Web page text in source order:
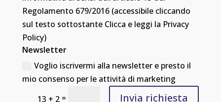
Regolamento 679/2016 (accessibile cliccando
sul testo sottostante Clicca e leggi la Privacy
Policy)
Newsletter
Voglio iscrivermi alla newsletter e presto il
mio consenso per le attività di marketing
13 + 2 = Invia richiesta